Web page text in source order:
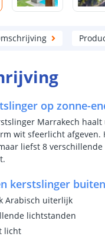
op zonne-
Marrakech
wit sfeerlicht
liefst 8
kerstslinger
Arabisch uiterlijk
lichtstanden
licht